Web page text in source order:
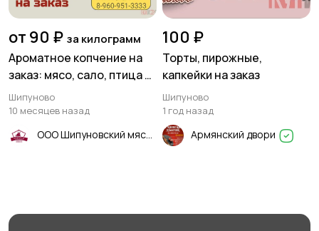
от 90 ₽ за килограмм
Ароматное копчение на
заказ: мясо, сало, птица и
деликатесы! 🥓🍗🥩
Шипуново
10 месяцев назад
ООО Шипуновский мясокомбинат
100 ₽
Торты, пирожные,
капкейки на заказ
Шипуново
1 год назад
Армянский двори